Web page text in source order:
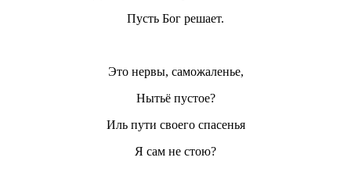
Пусть Бог решает.
Это нервы, саможаленье,
Нытьё пустое?
Иль пути своего спасенья
Я сам не стою?